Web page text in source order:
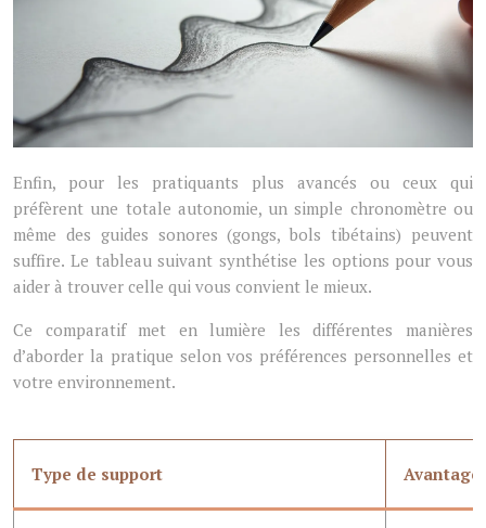
Enfin, pour les pratiquants plus avancés ou ceux qui
préfèrent une totale autonomie, un simple chronomètre ou
même des guides sonores (gongs, bols tibétains) peuvent
suffire. Le tableau suivant synthétise les options pour vous
aider à trouver celle qui vous convient le mieux.
Ce comparatif met en lumière les différentes manières
d’aborder la pratique selon vos préférences personnelles et
votre environnement.
Type de support